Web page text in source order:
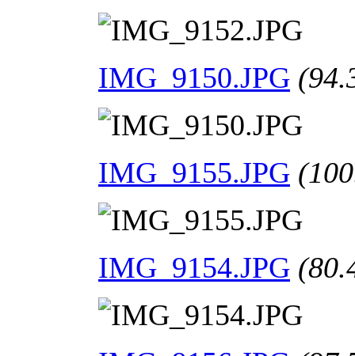
IMG_9150.JPG
IMG_9155.JPG
IMG_9154.JPG